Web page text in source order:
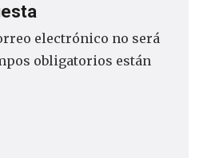
electrónico no será
obligatorios están